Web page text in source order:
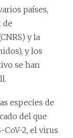
países,
de
y la
y los
se han
especies de
del que
2, el virus